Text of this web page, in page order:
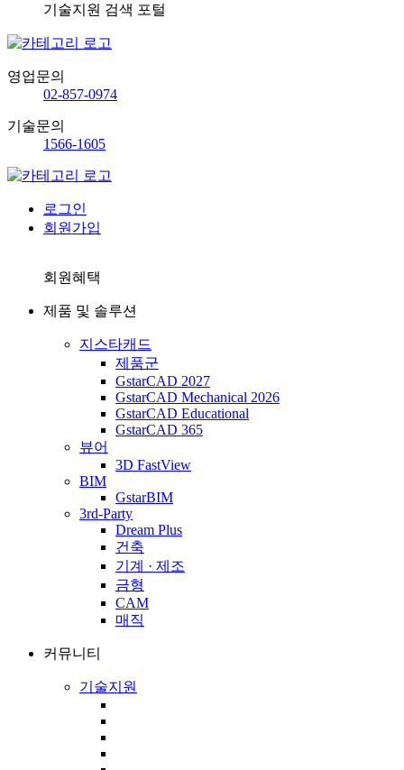
기술지원 검색 포털
영업문의
02-857-0974
기술문의
1566-1605
로그인
회원가입
회원혜택
제품 및 솔루션
지스타캐드
제품군
GstarCAD 2027
GstarCAD Mechanical 2026
GstarCAD Educational
GstarCAD 365
뷰어
3D FastView
BIM
GstarBIM
3rd-Party
Dream Plus
건축
기계 · 제조
금형
CAM
매직
커뮤니티
기술지원